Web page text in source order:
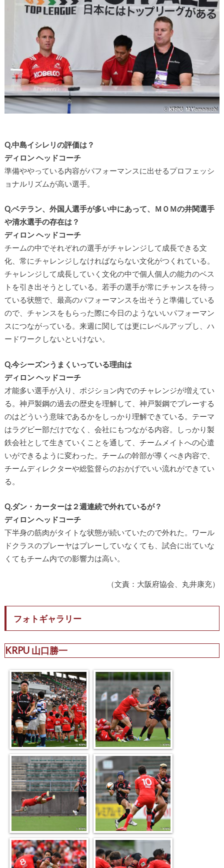
Q.中島イシレリの評価は？
ディロン ヘッドコーチ
準備ややっている内容がパフォーマンスに出せるプロフェッシ
ョナルリズムが高い選手。
Q.ベテラン、外国人選手が多い中にあって、ＭＯＭの井関選手
や清水選手の存在は？
ディロン ヘッドコーチ
チームの中でそれぞれの選手がチャレンジして成長できる文
化、常にチャレンジしなければならない文化がつくれている。
チャレンジして成長していく文化の中で個人個人の能力のベス
トを引き出そうとしている。若手の選手が常にチャンスを待っ
ている状態で、最高のパフォーマンスを出そうと準備している
ので、チャンスをもらった際に今日のようないいパフォーマン
スにつながっている。来週に関しては更にレベルアップし、ハ
ードワークしないといけない。
Q.今シーズンうまくいっている理由は
ディロン ヘッドコーチ
才能多い選手が入り、ポジション内でのチャレンジが増えてい
る。神戸製鋼の過去の歴史を理解して、神戸製鋼でプレーする
のはどういう意味であるかをしっかり理解できている。テーマ
はラグビー部だけでなく、会社にもつながる内容。しっかり製
鉄会社として生きていくことを通して、チームメイトへの心遣
いができるように変わった。チームの幹部が導くべき内容で、
チームディレクターや総監督らのおかげでいい流れができてい
る。
Q.ダン・カーターは２週連続で外れているが？
ディロン ヘッドコーチ
下半身の筋肉がタイトな状態が続いていたので外れた。ワール
ドクラスのプレーヤはプレーしていなくても、試合に出ていな
くてもチーム内での影響力は高い。
（文責：大阪府協会、丸井康充）
フォトギャラリー
KRPU 山口勝一